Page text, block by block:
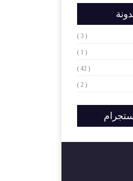
( 3 )
( 1 )
( 42 )
( 2 )